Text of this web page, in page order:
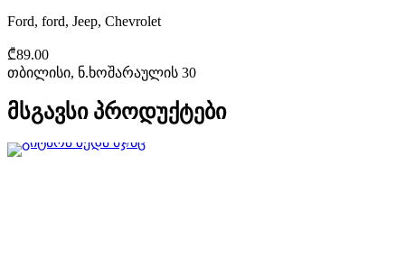
Ford, ford, Jeep, Chevrolet
₾89.00
თბილისი, ნ.ხოშარაულის 30
მსგავსი პროდუქტები